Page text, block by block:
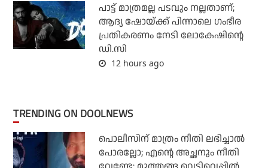
പാട്ട് മാത്രമല്ല പടവും നല്ലതാണ്;
ആദ്യ ഷോയ്ക്ക് പിന്നാലെ ഗംഭീര
പ്രതികരണം നേടി ലോകേഷിന്റെ
ഡി.സി
12 hours ago
TRENDING ON DOOLNEWS
പൊലീസിന് മാത്രം നീതി ലഭിച്ചാല്‍
പോരല്ലോ; എന്റെ അച്ഛനും നീതി